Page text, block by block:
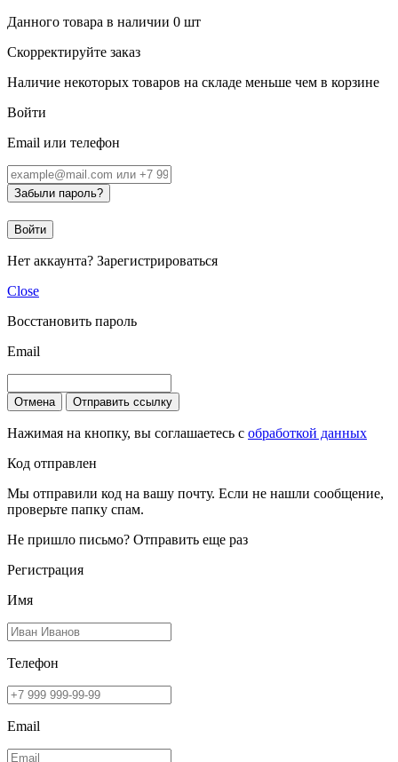
Данного товара в наличии 0 шт
Скорректируйте заказ
Наличие некоторых товаров на складе меньше чем в корзине
Войти
Email или телефон
Забыли пароль?
Войти
Нет аккаунта? Зарегистрироваться
Close
Восстановить пароль
Email
Отмена Отправить ссылку
Нажимая на кнопку, вы соглашаетесь с обработкой данных
Код отправлен
Мы отправили код на вашу почту. Если не нашли сообщение,
проверьте папку спам.
Не пришло письмо? Отправить еще раз
Регистрация
Имя
Телефон
Email